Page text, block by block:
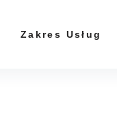
Zakres Usług